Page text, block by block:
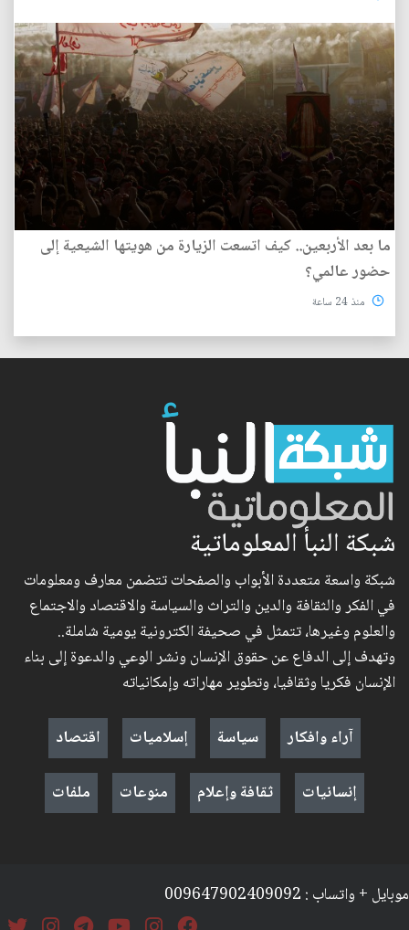
ما بعد الأربعين.. كيف اتسعت الزيارة من هويتها الشيعية إلى
حضور عالمي؟
منذ 24 ساعة
شبكة النبأ المعلوماتية
شبكة واسعة متعددة الأبواب والصفحات تتضمن معارف ومعلومات
في الفكر والثقافة والدين والتراث والسياسة والاقتصاد والاجتماع
والعلوم وغيرها، تتمثل في صحيفة الكترونية يومية شاملة..
وتهدف إلى الدفاع عن حقوق الإنسان ونشر الوعي والدعوة إلى بناء
الإنسان فكريا وثقافيا، وتطوير مهاراته وإمكانياته
آراء وافكار
سياسة إسلاميات
اقتصاد
إنسانيات
ثقافة وإعلام منوعات ملفات
موبايل + واتساب : 009647902409092